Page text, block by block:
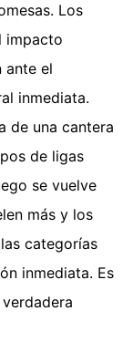
Los
impacto
ante el
inmediata.
de una cantera
de ligas
se vuelve
más y los
categorías
inmediata. Es